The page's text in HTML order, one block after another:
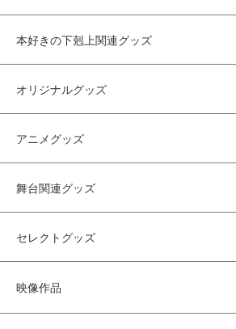
本好きの下剋上関連グッズ
オリジナルグッズ
アニメグッズ
舞台関連グッズ
セレクトグッズ
映像作品